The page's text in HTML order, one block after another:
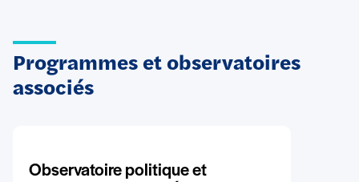
Programmes et observatoires
associés
Observatoire politique et